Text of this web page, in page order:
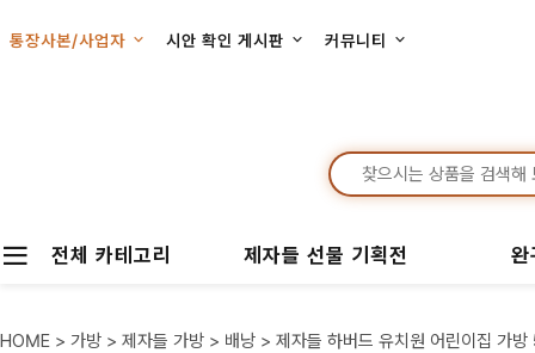
통장사본/사업자 시안 확인 게시판 커뮤니티
전체 카테고리 제자들 선물 기획전
HOME > 가방 > 제자들 가방 > 배낭 > 제자들 하버드 유치원 어린이집 가방